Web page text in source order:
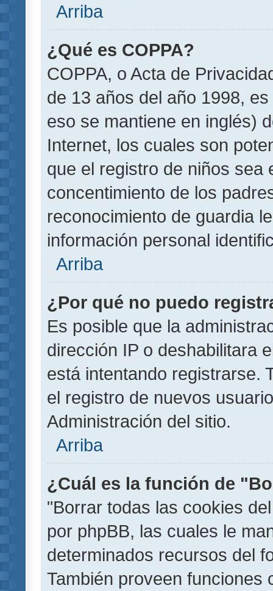
Arriba
¿Qué es COPPA?
COPPA, o Acta de
de 13 años del año 1998,
eso se mantiene en inglés)
Internet, los cuales son
que el registro de niños sea
concentimiento de los
reconocimiento de guardia
información personal
Arriba
¿Por qué no puedo
Es posible que la
dirección IP o deshabilitara
está intentando registrarse.
el registro de nuevos
Administración del sitio.
Arriba
¿Cuál es la función de
"Borrar todas las cookies
por phpBB, las cuales le
determinados recursos del
También proveen funciones